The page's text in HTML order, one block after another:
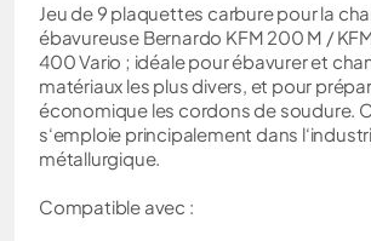
Jeu de 9 plaquettes carbure pour la
ébavureuse Bernardo KFM 200 M /
400 Vario ; idéale pour ébavurer et
matériaux les plus divers, et pour
économique les cordons de soudure.
s‘emploie principalement dans
métallurgique.
Compatible avec :